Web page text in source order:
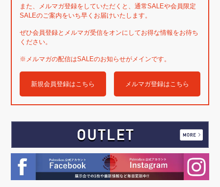
また、メルマガ登録をしていただくと、通常SALEや会員限定
SALEのご案内をいち早くお届けいたします。
ぜひ会員登録とメルマガ受信をオンにしてお得な情報をお待ち
ください。
※メルマガの配信はSALEのお知らせがメインです。
新規会員登録はこちら メルマガ登録はこちら